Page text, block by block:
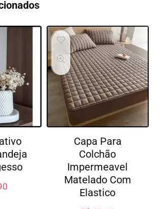
Capa Para
Colchão
Impermeavel
Matelado Com
Elastico